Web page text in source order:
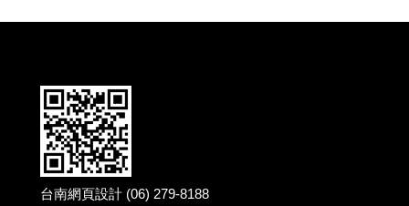
台南網頁設計 (06) 279-8188